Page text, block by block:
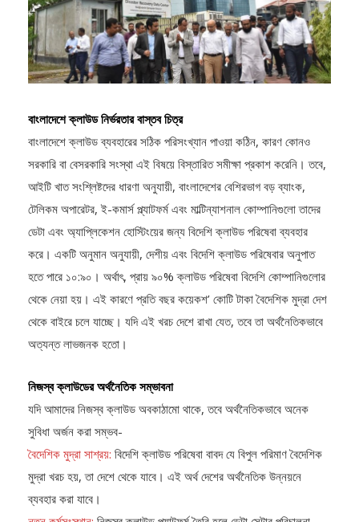
বাংলাদেশে ক্লাউড নির্ভরতার বাস্তব চিত্র
বাংলাদেশে ক্লাউড ব্যবহারের সঠিক পরিসংখ্যান পাওয়া কঠিন, কারণ কোনও
সরকারি বা বেসরকারি সংস্থা এই বিষয়ে বিস্তারিত সমীক্ষা প্রকাশ করেনি। তবে,
আইটি খাত সংশ্লিষ্টদের ধারণা অনুযায়ী, বাংলাদেশের বেশিরভাগ বড় ব্যাংক,
টেলিকম অপারেটর, ই-কমার্স প্ল্যাটফর্ম এবং মাল্টিন্যাশনাল কোম্পানিগুলো তাদের
ডেটা এবং অ্যাপ্লিকেশন হোস্টিংয়ের জন্য বিদেশি ক্লাউড পরিষেবা ব্যবহার
করে। একটি অনুমান অনুযায়ী, দেশীয় এবং বিদেশি ক্লাউড পরিষেবার অনুপাত
হতে পারে ১০:৯০। অর্থাৎ, প্রায় ৯০% ক্লাউড পরিষেবা বিদেশি কোম্পানিগুলোর
থেকে নেয়া হয়। এই কারণে প্রতি বছর কয়েকশ’ কোটি টাকা বৈদেশিক মুদ্রা দেশ
থেকে বাইরে চলে যাচ্ছে। যদি এই খরচ দেশে রাখা যেত, তবে তা অর্থনৈতিকভাবে
অত্যন্ত লাভজনক হতো।
নিজস্ব ক্লাউডের অর্থনৈতিক সম্ভাবনা
যদি আমাদের নিজস্ব ক্লাউড অবকাঠামো থাকে, তবে অর্থনৈতিকভাবে অনেক
সুবিধা অর্জন করা সম্ভব-
বৈদেশিক মুদ্রা সাশ্রয়: বিদেশি ক্লাউড পরিষেবা বাবদ যে বিপুল পরিমাণ বৈদেশিক
মুদ্রা খরচ হয়, তা দেশে থেকে যাবে। এই অর্থ দেশের অর্থনৈতিক উন্নয়নে
ব্যবহার করা যাবে।